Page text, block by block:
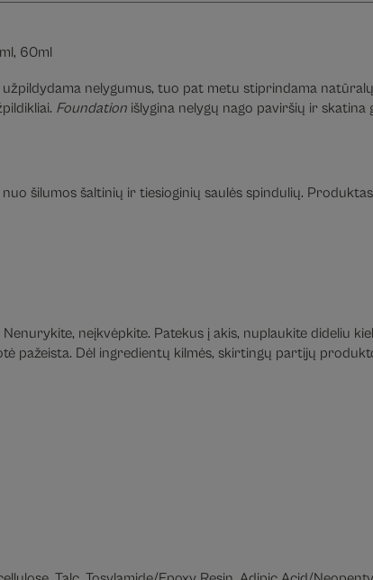
60ml
užpildydama nelygumus, tuo pat metu stiprindama
Foundation išlygina nelygų nago paviršių ir skatina
šilumos šaltinių ir tiesioginių saulės spindulių.
neįkvėpkite. Patekus į akis, nuplaukite dideliu
pažeista. Dėl ingredientų kilmės, skirtingų partijų